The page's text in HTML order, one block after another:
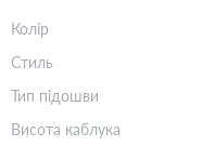
Колір
Стиль
Тип підошви
Висота каблука